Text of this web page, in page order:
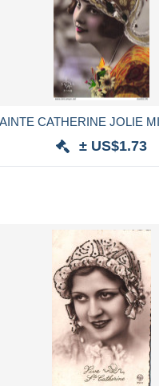
CATHERINE JOLIE
± US$1.73